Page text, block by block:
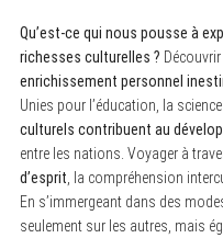
Qu’est-ce qui nous pousse à
richesses culturelles ?
enrichissement personnel
Unies pour l’éducation, la
culturels contribuent au
entre les nations. Voyager à
d’esprit , la compréhension
En s’immergeant dans des
seulement sur les autres, mais